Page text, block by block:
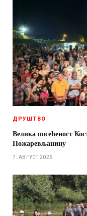
ДРУШТВО
Велика посећеност
Пожаревљанину
7. АВГУСТ 2026.